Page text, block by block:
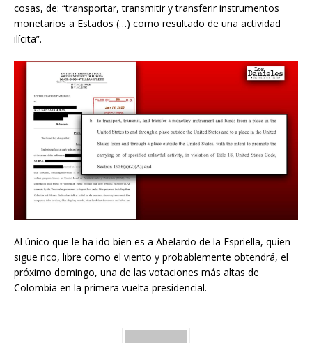
cosas, de: “transportar, transmitir y transferir instrumentos
monetarios a Estados (…) como resultado de una actividad
ilícita”.
Al único que le ha ido bien es a Abelardo de la Espriella, quien
sigue rico, libre como el viento y probablemente obtendrá, el
próximo domingo, una de las votaciones más altas de
Colombia en la primera vuelta presidencial.